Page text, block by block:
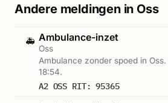
Andere meldingen in Oss
🚑 Ambulance-inzet
Oss
Ambulance zonder spoed in Oss.
18:54.
A2 OSS RIT: 95365